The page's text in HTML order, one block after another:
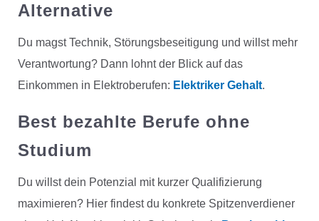
Alternative
Du magst Technik, Störungsbeseitigung und willst mehr
Verantwortung? Dann lohnt der Blick auf das
Einkommen in Elektroberufen: Elektriker Gehalt.
Best bezahlte Berufe ohne
Studium
Du willst dein Potenzial mit kurzer Qualifizierung
maximieren? Hier findest du konkrete Spitzenverdiener